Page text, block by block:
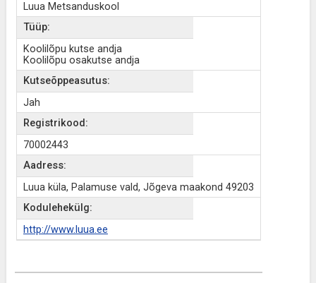
Luua Metsanduskool
Tüüp:
Koolilõpu kutse andja
Koolilõpu osakutse andja
Kutseõppeasutus:
Jah
Registrikood:
70002443
Aadress:
Luua küla, Palamuse vald, Jõgeva maakond 49203
Kodulehekülg:
http://www.luua.ee